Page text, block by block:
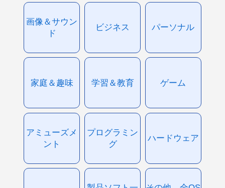
画像＆サウン
ド
ビジネス パーソナル
家庭＆趣味 学習＆教育 ゲーム
アミューズメ
ント
プログラミン
グ
ハードウェア